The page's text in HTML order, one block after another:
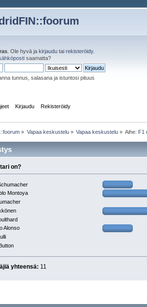
. Ole hyvä ja kirjaudu tai rekisteröidy.
saamatta?
tunnus, salasana ja istuntosi pituus
Kirjaudu Rekisteröidy
» Vapaa keskustelu» Vapaa keskustelu» Aihe: F1
on?
Montoya
Alonso
yhteensä: 11